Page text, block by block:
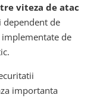
viteza de atac
dependent de
de
importanta